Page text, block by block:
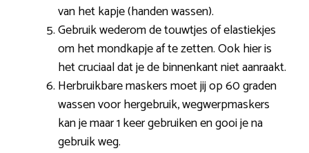
van het kapje (handen wassen).
Gebruik wederom de touwtjes of elastiekjes
om het mondkapje af te zetten. Ook hier is
het cruciaal dat je de binnenkant niet aanraakt.
Herbruikbare maskers moet jij op 60 graden
wassen voor hergebruik, wegwerpmaskers
kan je maar 1 keer gebruiken en gooi je na
gebruik weg.